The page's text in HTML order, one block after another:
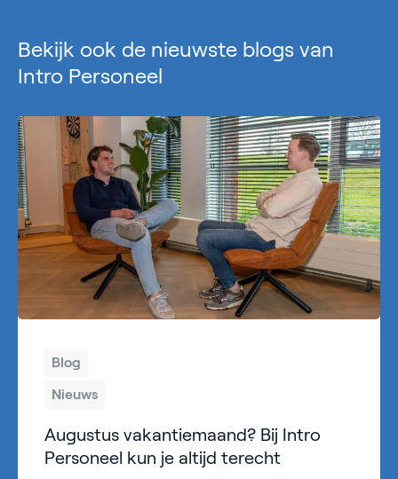
Bekijk ook de nieuwste blogs van
Intro Personeel
Blog
Nieuws
Augustus vakantiemaand? Bij Intro
Personeel kun je altijd terecht